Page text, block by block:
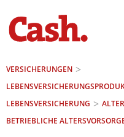
VERSICHERUNGEN
LEBENSVERSICHERUNG
BETRIEBLICHE